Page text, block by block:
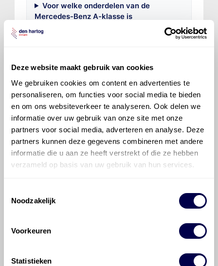
Deze website maakt gebruik van cookies
We gebruiken cookies om content en advertenties te
personaliseren, om functies voor social media te bieden
en om ons websiteverkeer te analyseren. Ook delen we
informatie over uw gebruik van onze site met onze
partners voor social media, adverteren en analyse. Deze
partners kunnen deze gegevens combineren met andere
informatie die u aan ze heeft verstrekt of die ze hebben
verzameld op basis van uw gebruik van hun services.
Noodzakelijk
Voorkeuren
Statistieken
Voor welke onderdelen van de
Mercedes-Benz A-klasse is
productadvies beschikbaar?
©OlyslagerAlle rechten voorbehouden. Deze
informatie mag noch geheel noch gedeeltelijk worden
gereproduceerd, opgeslagen in een database of op
andere manieren worden overgedragen zonder
voorafgaande schriftelijke toestemming van Olyslager
Organisation B.V. Hoewel alles in het werk is gesteld
om ervoor te zorgen dat deze gegevens zo accuraat
aansprakelijkheid aanvaard, anders dan waartoe een
wettelijke verplichting bestaat, voor schade of verlies
informatie. Door deze olieaanbevelingsinformatie te
raadplegen en te gebruiken erkent de gebruiker dat
om de vereiste onderhoudswerkzaamheden op een